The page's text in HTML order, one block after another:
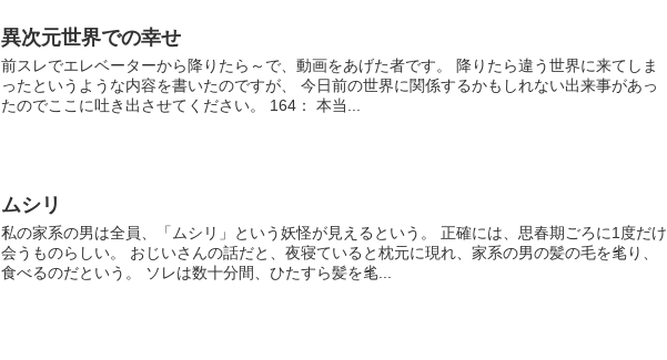
異次元世界での幸せ
前スレでエレベーターから降りたら～で、動画をあげた者です。 降りたら違う世界に来てしま
ったというような内容を書いたのですが、 今日前の世界に関係するかもしれない出来事があっ
たのでここに吐き出させてください。 164： 本当...
ムシリ
私の家系の男は全員、「ムシリ」という妖怪が見えるという。 正確には、思春期ごろに1度だけ
会うものらしい。 おじいさんの話だと、夜寝ていると枕元に現れ、家系の男の髪の毛を毟り、
食べるのだという。 ソレは数十分間、ひたすら髪を毟...